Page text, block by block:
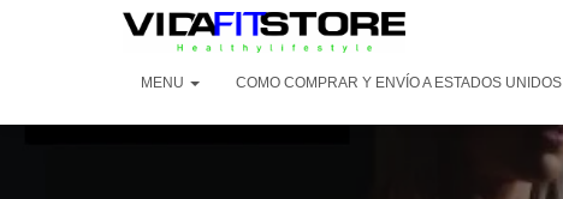
MENU COMO COMPRAR Y ENVÍO A ESTADOS UNIDOS